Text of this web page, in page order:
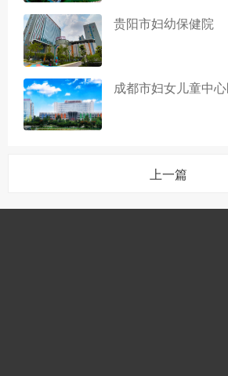
贵阳市妇幼保健院
成都市妇女儿童中
上一篇